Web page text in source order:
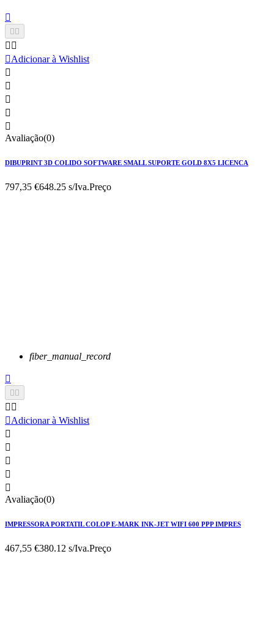

 
 
Adicionar à Wishlist





Avaliação(0)
DIBUPRINT 3D COLIDO SOFTWARE SMALL SUPORTE GOLD 8X5 LICENCA
797,35 €648.25 s/Iva.Preço
fiber_manual_record

 
 
Adicionar à Wishlist





Avaliação(0)
IMPRESSORA PORTATIL COLOP E-MARK INK-JET WIFI 600 PPP IMPRES
467,55 €380.12 s/Iva.Preço